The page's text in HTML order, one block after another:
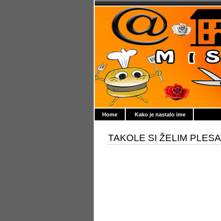
Home Kako je nastalo ime
TAKOLE SI ŽELIM